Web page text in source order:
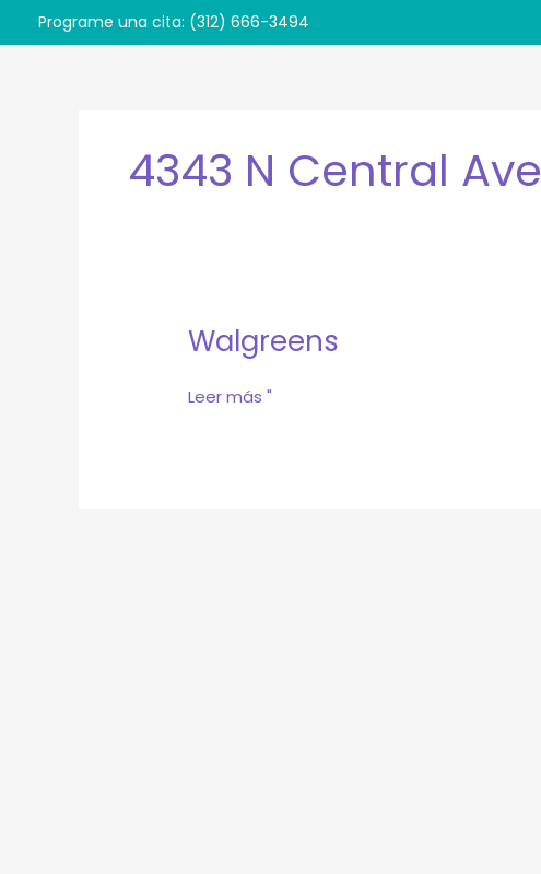
Programe una cita: (312) 666-3494
4343 N Central Ave
Walgreens
Walgreens
Leer más "